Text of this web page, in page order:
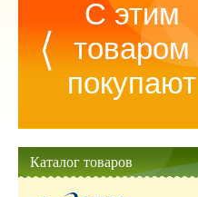
С этим
товаром
покупают
Каталог товаров